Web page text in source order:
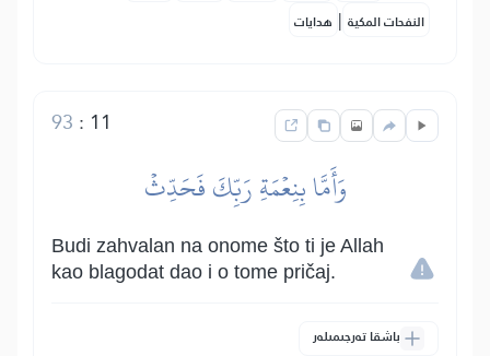
النفحات المكية | هدايات
11
:
93
وَأَمَّا بِنِعۡمَةِ رَبِّكَ فَحَدِّثۡ
Budi zahvalan na onome što ti je Allah
kao blagodat dao i o tome pričaj.
باشقا تەرجىمىلەر